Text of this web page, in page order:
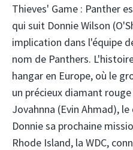
Thieves' Game : Panther
qui suit Donnie Wilson
implication dans l'équipe
nom de Panthers.
hangar en Europe, où le
un précieux diamant
Jovahnna (Evin Ahmad),
Donnie sa prochaine
Rhode Island, la WDC,